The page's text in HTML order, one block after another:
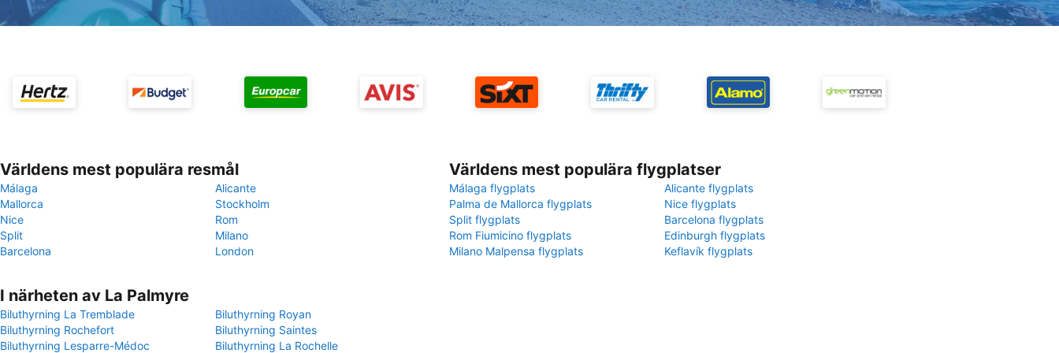
Världens mest populära resmål
Málaga
Alicante
Mallorca
Stockholm
Nice
Rom
Split
Milano
Barcelona
London
Världens mest populära flygplatser
Málaga flygplats
Alicante flygplats
Palma de Mallorca flygplats
Nice flygplats
Split flygplats
Barcelona flygplats
Rom Fiumicino flygplats
Edinburgh flygplats
Milano Malpensa flygplats
Keflavík flygplats
I närheten av La Palmyre
Biluthyrning La Tremblade
Biluthyrning Royan
Biluthyrning Rochefort
Biluthyrning Saintes
Biluthyrning Lesparre-Médoc
Biluthyrning La Rochelle